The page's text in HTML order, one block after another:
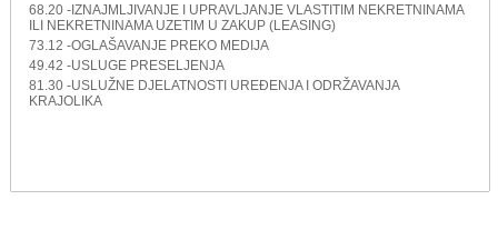
68.20 -IZNAJMLJIVANJE I UPRAVLJANJE VLASTITIM NEKRETNINAMA
ILI NEKRETNINAMA UZETIM U ZAKUP (LEASING)
73.12 -OGLAŠAVANJE PREKO MEDIJA
49.42 -USLUGE PRESELJENJA
81.30 -USLUŽNE DJELATNOSTI UREĐENJA I ODRŽAVANJA
KRAJOLIKA